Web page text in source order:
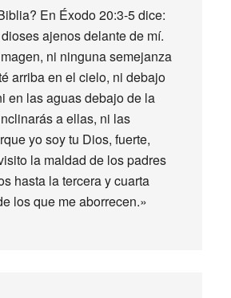
En Éxodo 20:3-5 dice:
ajenos delante de mí.
ni ninguna semejanza
arriba en el cielo, ni debajo
en las aguas debajo de la
a ellas, ni las
yo soy tu Dios, fuerte,
la maldad de los padres
hasta la tercera y cuarta
los que me aborrecen.»